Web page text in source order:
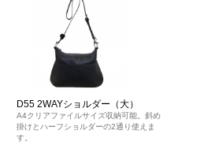
D55 2WAYショルダー（大）
A4クリアファイルサイズ収納可能。斜め
掛けとハーフショルダーの2通り使えま
す。